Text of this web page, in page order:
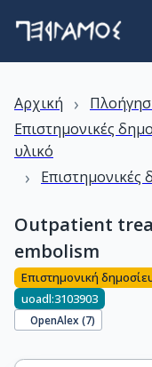
Αρχική ›
Επιστημονικές
υλικό
› Επιστημονικές
Outpatient
embolism
Επιστημονική
uoadl:3103903
OpenAlex (7)